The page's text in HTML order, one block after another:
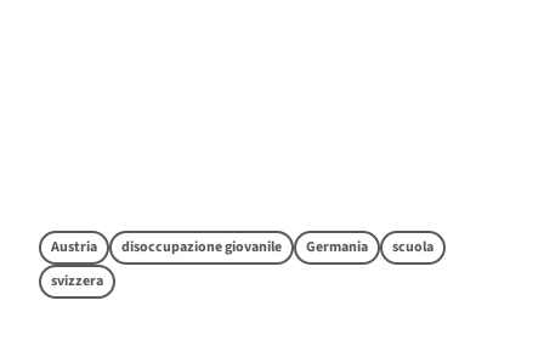
Austria disoccupazione giovanile Germania
scuola
svizzera